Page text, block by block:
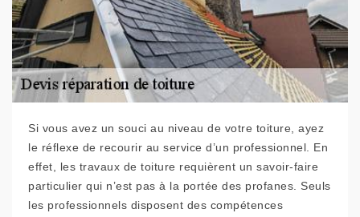
Si vous avez un souci au niveau de votre toiture, ayez
le réflexe de recourir au service d’un professionnel. En
effet, les travaux de toiture requièrent un savoir-faire
particulier qui n’est pas à la portée des profanes. Seuls
les professionnels disposent des compétences